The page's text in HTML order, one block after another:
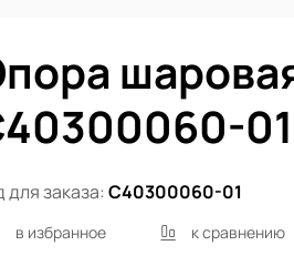
01
для заказа: С40300060-01
в избранное к сравнению